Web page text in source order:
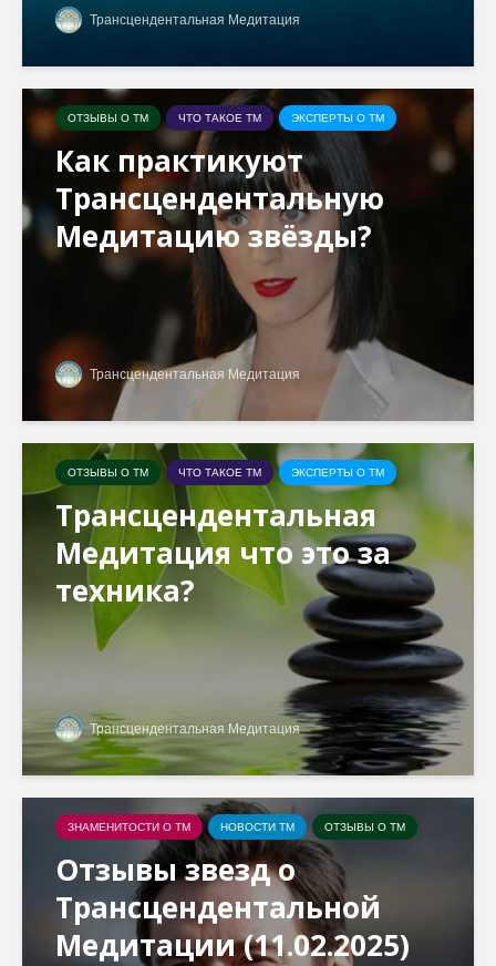
Трансцендентальная Медитация
ОТЗЫВЫ О ТМ ЧТО ТАКОЕ ТМ ЭКСПЕРТЫ О ТМ
Как практикуют
Трансцендентальную
Медитацию звёзды?
Трансцендентальная Медитация
ОТЗЫВЫ О ТМ ЧТО ТАКОЕ ТМ ЭКСПЕРТЫ О ТМ
Трансцендентальная
Медитация что это за
техника?
Трансцендентальная Медитация
ЗНАМЕНИТОСТИ О ТМ НОВОСТИ ТМ ОТЗЫВЫ О ТМ
Отзывы звезд о
Трансцендентальной
Медитации (11.02.2025)